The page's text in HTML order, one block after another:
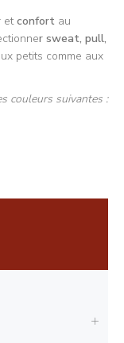
etconfort au
r sweat, pull,
petits comme aux
couleurs suivantes :